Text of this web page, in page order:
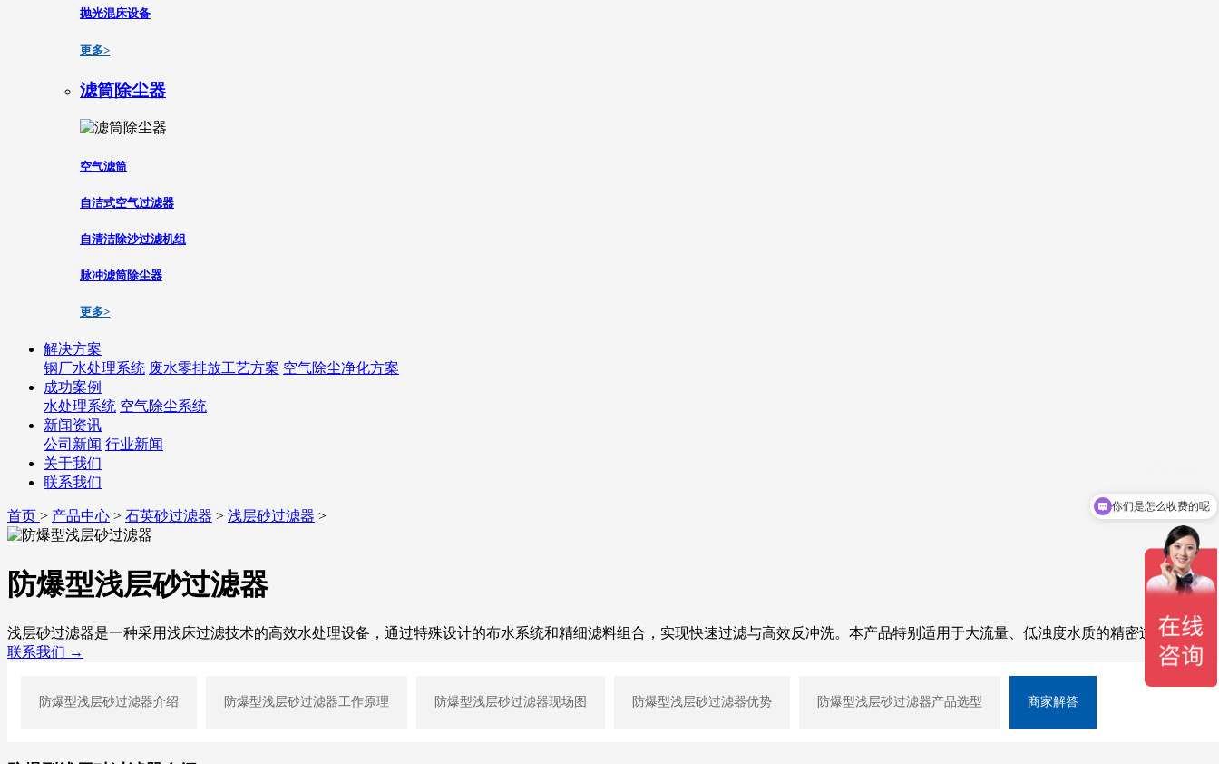
抛光混床设备
更多>
滤筒除尘器
空气滤筒
自洁式空气过滤器
自清洁除沙过滤机组
脉冲滤筒除尘器
更多>
解决方案
钢厂水处理系统 废水零排放工艺方案 空气除尘净化方案
成功案例
水处理系统 空气除尘系统
新闻资讯
公司新闻 行业新闻
关于我们
联系我们
首页 > 产品中心 > 石英砂过滤器 > 浅层砂过滤器 >
防爆型浅层砂过滤器
浅层砂过滤器是一种采用浅床过滤技术的高效水处理设备，通过特殊设计的布水系统和精细滤料组合，实现快速过滤与高效反冲洗。本产品特别适用于大流量、低浊度水质的精密过滤场景。
联系我们 →
防爆型浅层砂过滤器介绍 防爆型浅层砂过滤器工作原理 防爆型浅层砂过滤器现场图 防爆型浅层砂过滤器优势 防爆型浅层砂过滤器产品选型 商家解答
你们是怎么收费的呢